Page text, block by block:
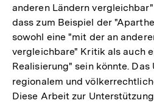
anderen Ländern
dass zum Beispiel der
sowohl eine "mit der an
vergleichbare" Kritik als auch
Realisierung" sein könnte.
regionalem und
Diese Arbeit zur